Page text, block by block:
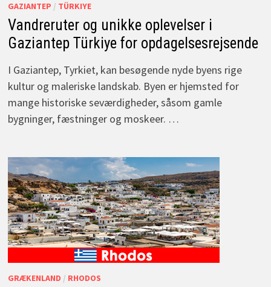
GAZIANTEP / TÜRKIYE
Vandreruter og unikke oplevelser i
Gaziantep Türkiye for opdagelsesrejsende
I Gaziantep, Tyrkiet, kan besøgende nyde byens rige
kultur og maleriske landskab. Byen er hjemsted for
mange historiske seværdigheder, såsom gamle
bygninger, fæstninger og moskeer. …
GRÆKENLAND / RHODOS